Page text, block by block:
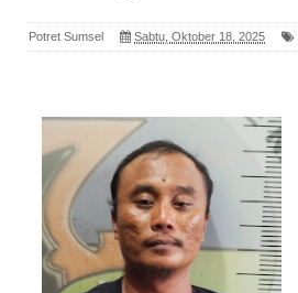
Potret Sumsel Sabtu, Oktober 18, 2025